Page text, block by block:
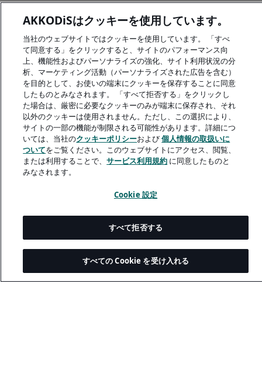
Webサイトについては、通常どおりご利用いただけます。
休業期間中にいただいたお問い合せについては、営業開始
日以降に順次回答させていただきます。
皆さまには大変ご不便をおかけいたしますが、何卒ご理解
の程お願い申し上げます。
A rendering error occurred:me.replaceAll is not a function.
AKKODiSはクッキーを使用しています。
当社のウェブサイトではクッキーを使用しています。 「すべ
て同意する」をクリックすると、サイトのパフォーマンス向
上、機能性およびパーソナライズの強化、サイト利用状況の分
析、マーケティング活動（パーソナライズされた広告を含む）
を目的として、お使いの端末にクッキーを保存することに同意
したものとみなされます。 「すべて拒否する」をクリックし
た場合は、厳密に必要なクッキーのみが端末に保存され、それ
以外のクッキーは使用されません。ただし、この選択により、
サイトの一部の機能が制限される可能性があります。詳細につ
いては、当社のクッキーポリシーおよび個人情報の取扱いに
ついてをご覧ください。このウェブサイトにアクセス、閲覧、
または利用することで、サービス利用規約 に同意したものと
みなされます。
Cookie 設定
すべて拒否する
すべての Cookie を受け入れる